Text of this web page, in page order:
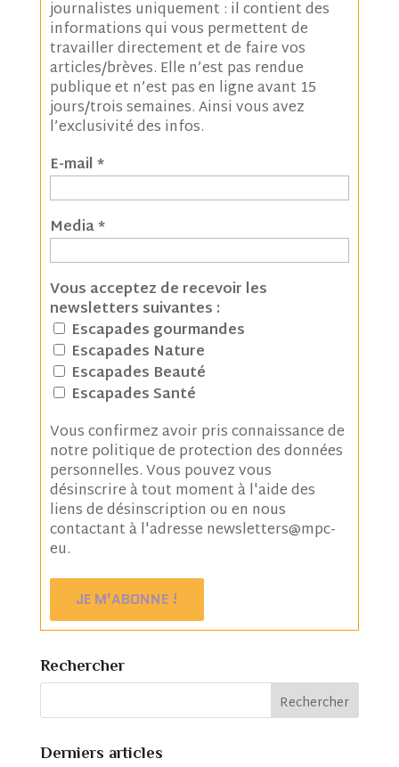
journalistes uniquement : il contient des
informations qui vous permettent de
travailler directement et de faire vos
articles/brèves. Elle n’est pas rendue
publique et n’est pas en ligne avant 15
jours/trois semaines. Ainsi vous avez
l’exclusivité des infos.
E-mail *
Media*
Vous acceptez de recevoir les
newsletters suivantes :
Escapades gourmandes
Escapades Nature
Escapades Beauté
Escapades Santé
Vous confirmez avoir pris connaissance de
notre politique de protection des données
personnelles. Vous pouvez vous
désinscrire à tout moment à l'aide des
liens de désinscription ou en nous
contactant à l'adresse newsletters@mpc-
eu.
Rechercher
Derniers articles